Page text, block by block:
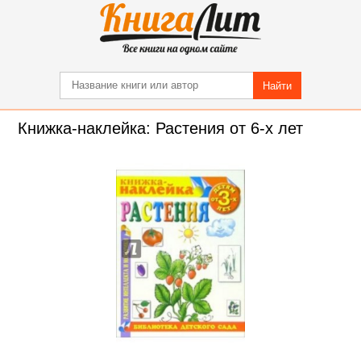
Найти
Книжка-наклейка: Растения от 6-х лет